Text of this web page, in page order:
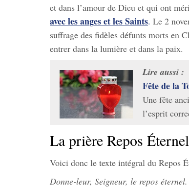
et dans l’amour de Dieu et qui ont
avec les anges et les Saints. Le 2
suffrage des fidèles défunts morts en
entrer dans la lumière et dans la paix.
Lire aussi :
Fête de la
Une fête
l’esprit
La prière Repos
Voici donc le texte intégral du Repos
Donne-leur, Seigneur, le repos